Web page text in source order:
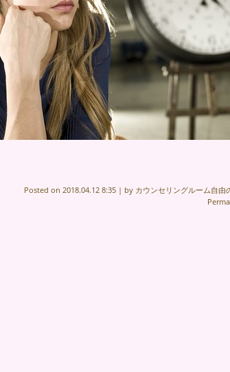
Posted on 2018.04.12 8:35 | by カウンセリングルーム自由